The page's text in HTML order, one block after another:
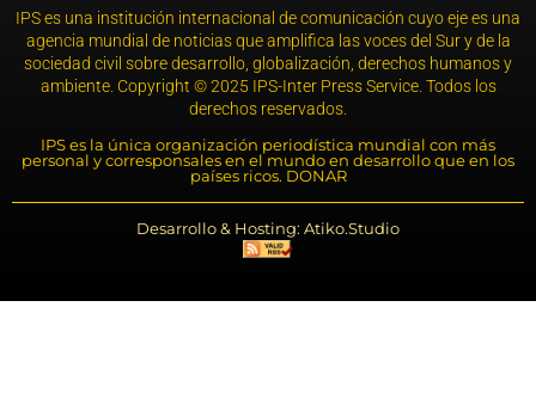
IPS es una institución internacional de comunicación cuyo eje es una
agencia mundial de noticias que amplifica las voces del Sur y de la
sociedad civil sobre desarrollo, globalización, derechos humanos y
ambiente. Copyright © 2025 IPS-Inter Press Service. Todos los
derechos reservados.
IPS es la única organización periodística mundial con más
personal y corresponsales en el mundo en desarrollo que en los
países ricos. DONAR
Desarrollo & Hosting: Atiko.Studio